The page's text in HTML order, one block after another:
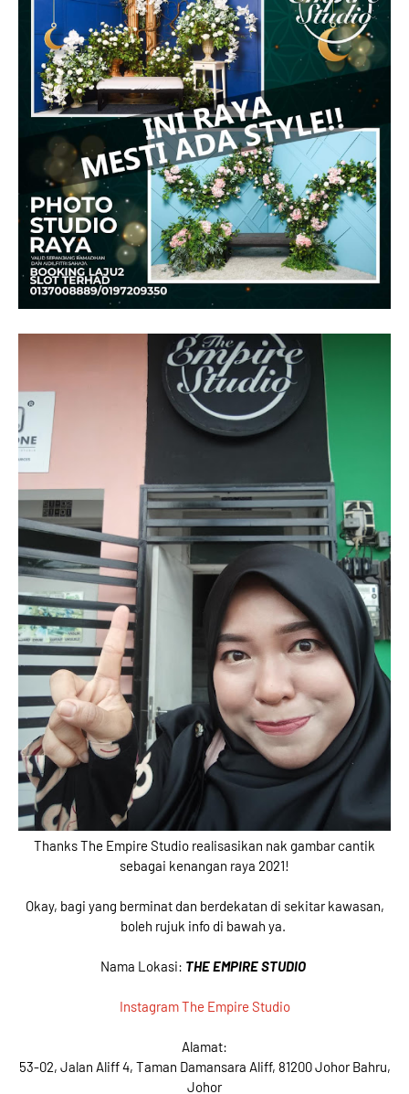
Thanks The Empire Studio realisasikan nak gambar cantik
sebagai kenangan raya 2021!
Okay, bagi yang berminat dan berdekatan di sekitar kawasan,
boleh rujuk info di bawah ya.
Nama Lokasi: THE EMPIRE STUDIO
Instagram The Empire Studio
Alamat:
53-02, Jalan Aliff 4, Taman Damansara Aliff, 81200 Johor Bahru,
Johor